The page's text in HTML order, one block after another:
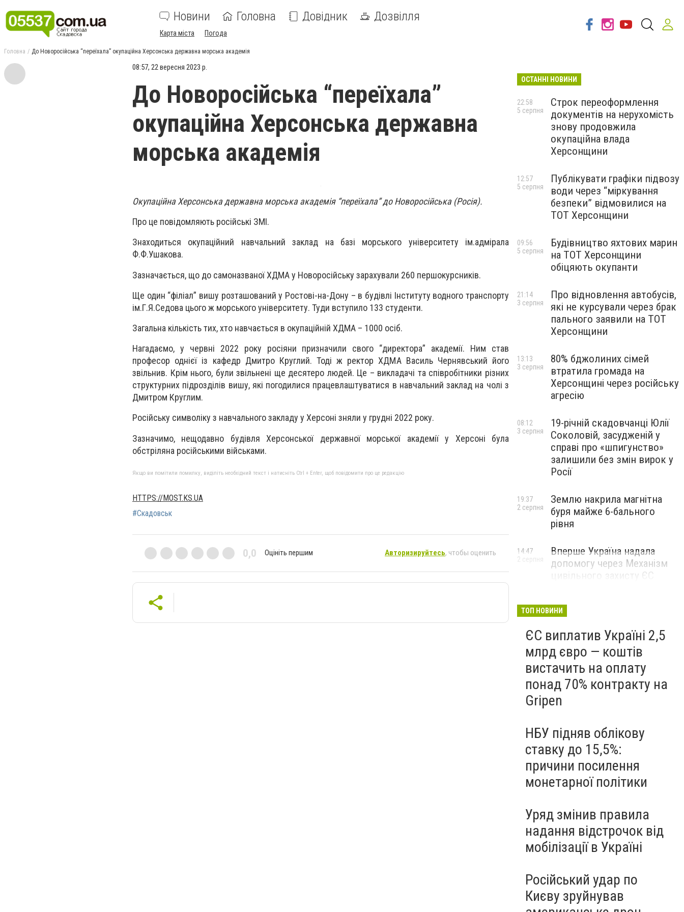
Новини Головна Довідник Дозвілля
Карта міста Погода
Головна До Новоросійська “переїхала” окупаційна Херсонська державна морська академія
08:57, 22 вересня 2023 р.
До Новоросійська “переїхала”
окупаційна Херсонська державна
морська академія
Окупаційна Херсонська державна морська академія “переїхала” до Новоросійська (Росія).
Про це повідомляють російські ЗМІ.
Знаходиться окупаційний навчальний заклад на базі морського університету ім.адмірала
Ф.Ф.Ушакова.
Зазначається, що до самоназваної ХДМА у Новоросійську зарахували 260 першокурсників.
Ще один “філіал” вишу розташований у Ростові-на-Дону – в будівлі Інституту водного транспорту
ім.Г.Я.Седова цього ж морського університету. Туди вступило 133 студенти.
Загальна кількість тих, хто навчається в окупаційній ХДМА – 1000 осіб.
Нагадаємо, у червні 2022 року росіяни призначили свого “директора” академії. Ним став
професор однієї із кафедр Дмитро Круглий. Тоді ж ректор ХДМА Василь Чернявський його
звільнив. Крім нього, були звільнені ще десятеро людей. Це – викладачі та співробітники різних
структурних підрозділів вишу, які погодилися працевлаштуватися в навчальний заклад на чолі з
Дмитром Круглим.
Російську символіку з навчального закладу у Херсоні зняли у грудні 2022 року.
Зазначимо, нещодавно будівля Херсонської державної морської академії у Херсоні була
обстріляна російськими військами.
Якщо ви помітили помилку, виділіть необхідний текст і натисніть Ctrl + Enter, щоб повідомити про це редакцію
HTTPS://MOST.KS.UA
#Скадовськ
0,0 Оцініть першим Авторизируйтесь, чтобы оценить
ОСТАННІ НОВИНИ
Строк переоформлення
документів на нерухомість
знову продовжила
окупаційна влада
Херсонщини
22:58
5 серпня
Публікувати графіки підвозу
води через “міркування
безпеки” відмовилися на
ТОТ Херсонщини
12:57
5 серпня
Будівництво яхтових марин
на ТОТ Херсонщини
обіцяють окупанти
09:56
5 серпня
Про відновлення автобусів,
які не курсували через брак
пального заявили на ТОТ
Херсонщини
21:14
3 серпня
80% бджолиних сімей
втратила громада на
Херсонщині через російську
агресію
13:13
3 серпня
19-річній скадовчанці Юлії
Соколовій, засудженій у
справі про «шпигунство»
залишили без змін вирок у
Росії
08:12
3 серпня
Землю накрила магнітна
буря майже 6-бального
рівня
19:37
2 серпня
Вперше Україна надала
допомогу через Механізм
цивільного захисту ЄС
14:47
2 серпня
ТОП НОВИНИ
ЄС виплатив Україні 2,5
млрд євро — коштів
вистачить на оплату
понад 70% контракту на
Gripen
НБУ підняв облікову
ставку до 15,5%:
причини посилення
монетарної політики
Уряд змінив правила
надання відстрочок від
мобілізації в Україні
Російський удар по
Києву зруйнував